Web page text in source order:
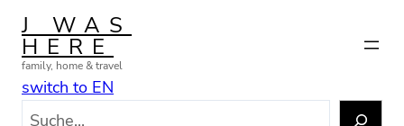
Zum
Inhalt
springen
J WAS
HERE
family, home & travel
switch to EN